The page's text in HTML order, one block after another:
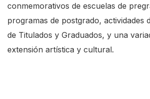
conmemorativos de escuelas de
programas de postgrado, actividades
de Titulados y Graduados, y una
extensión artística y cultural.